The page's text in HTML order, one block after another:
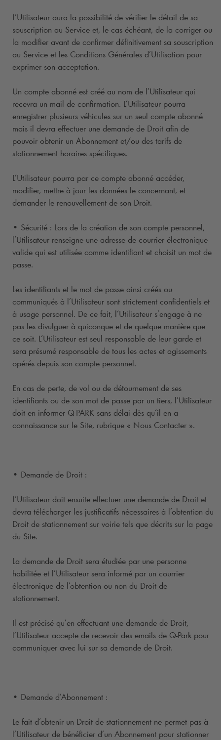
L’Utilisateur aura la possibilité de vérifier le détail de sa
souscription au Service et, le cas échéant, de la corriger ou
la modifier avant de confirmer définitivement sa souscription
au Service et les Conditions Générales d’Utilisation pour
exprimer son acceptation.
Un compte abonné est créé au nom de l’Utilisateur qui
recevra un mail de confirmation. L’Utilisateur pourra
enregistrer plusieurs véhicules sur un seul compte abonné
mais il devra effectuer une demande de Droit afin de
pouvoir obtenir un Abonnement et/ou des tarifs de
stationnement horaires spécifiques.
L’Utilisateur pourra par ce compte abonné accéder,
modifier, mettre à jour les données le concernant, et
demander le renouvellement de son Droit.
• Sécurité : Lors de la création de son compte personnel,
l’Utilisateur renseigne une adresse de courrier électronique
valide qui est utilisée comme identifiant et choisit un mot de
passe.
Les identifiants et le mot de passe ainsi créés ou
communiqués à l’Utilisateur sont strictement confidentiels et
à usage personnel. De ce fait, l’Utilisateur s’engage à ne
pas les divulguer à quiconque et de quelque manière que
ce soit. L’Utilisateur est seul responsable de leur garde et
sera présumé responsable de tous les actes et agissements
opérés depuis son compte personnel.
En cas de perte, de vol ou de détournement de ses
identifiants ou de son mot de passe par un tiers, l’Utilisateur
doit en informer Q-PARK sans délai dès qu’il en a
connaissance sur le Site, rubrique « Nous Contacter ».
• Demande de Droit :
L’Utilisateur doit ensuite effectuer une demande de Droit et
devra télécharger les justificatifs nécessaires à l’obtention du
Droit de stationnement sur voirie tels que décrits sur la page
du Site.
La demande de Droit sera étudiée par une personne
habilitée et l’Utilisateur sera informé par un courrier
électronique de l’obtention ou non du Droit de
stationnement.
Il est précisé qu’en effectuant une demande de Droit,
l’Utilisateur accepte de recevoir des emails de Q-Park pour
communiquer avec lui sur sa demande de Droit.
• Demande d’Abonnement :
Le fait d’obtenir un Droit de stationnement ne permet pas à
l’Utilisateur de bénéficier d’un Abonnement pour stationner